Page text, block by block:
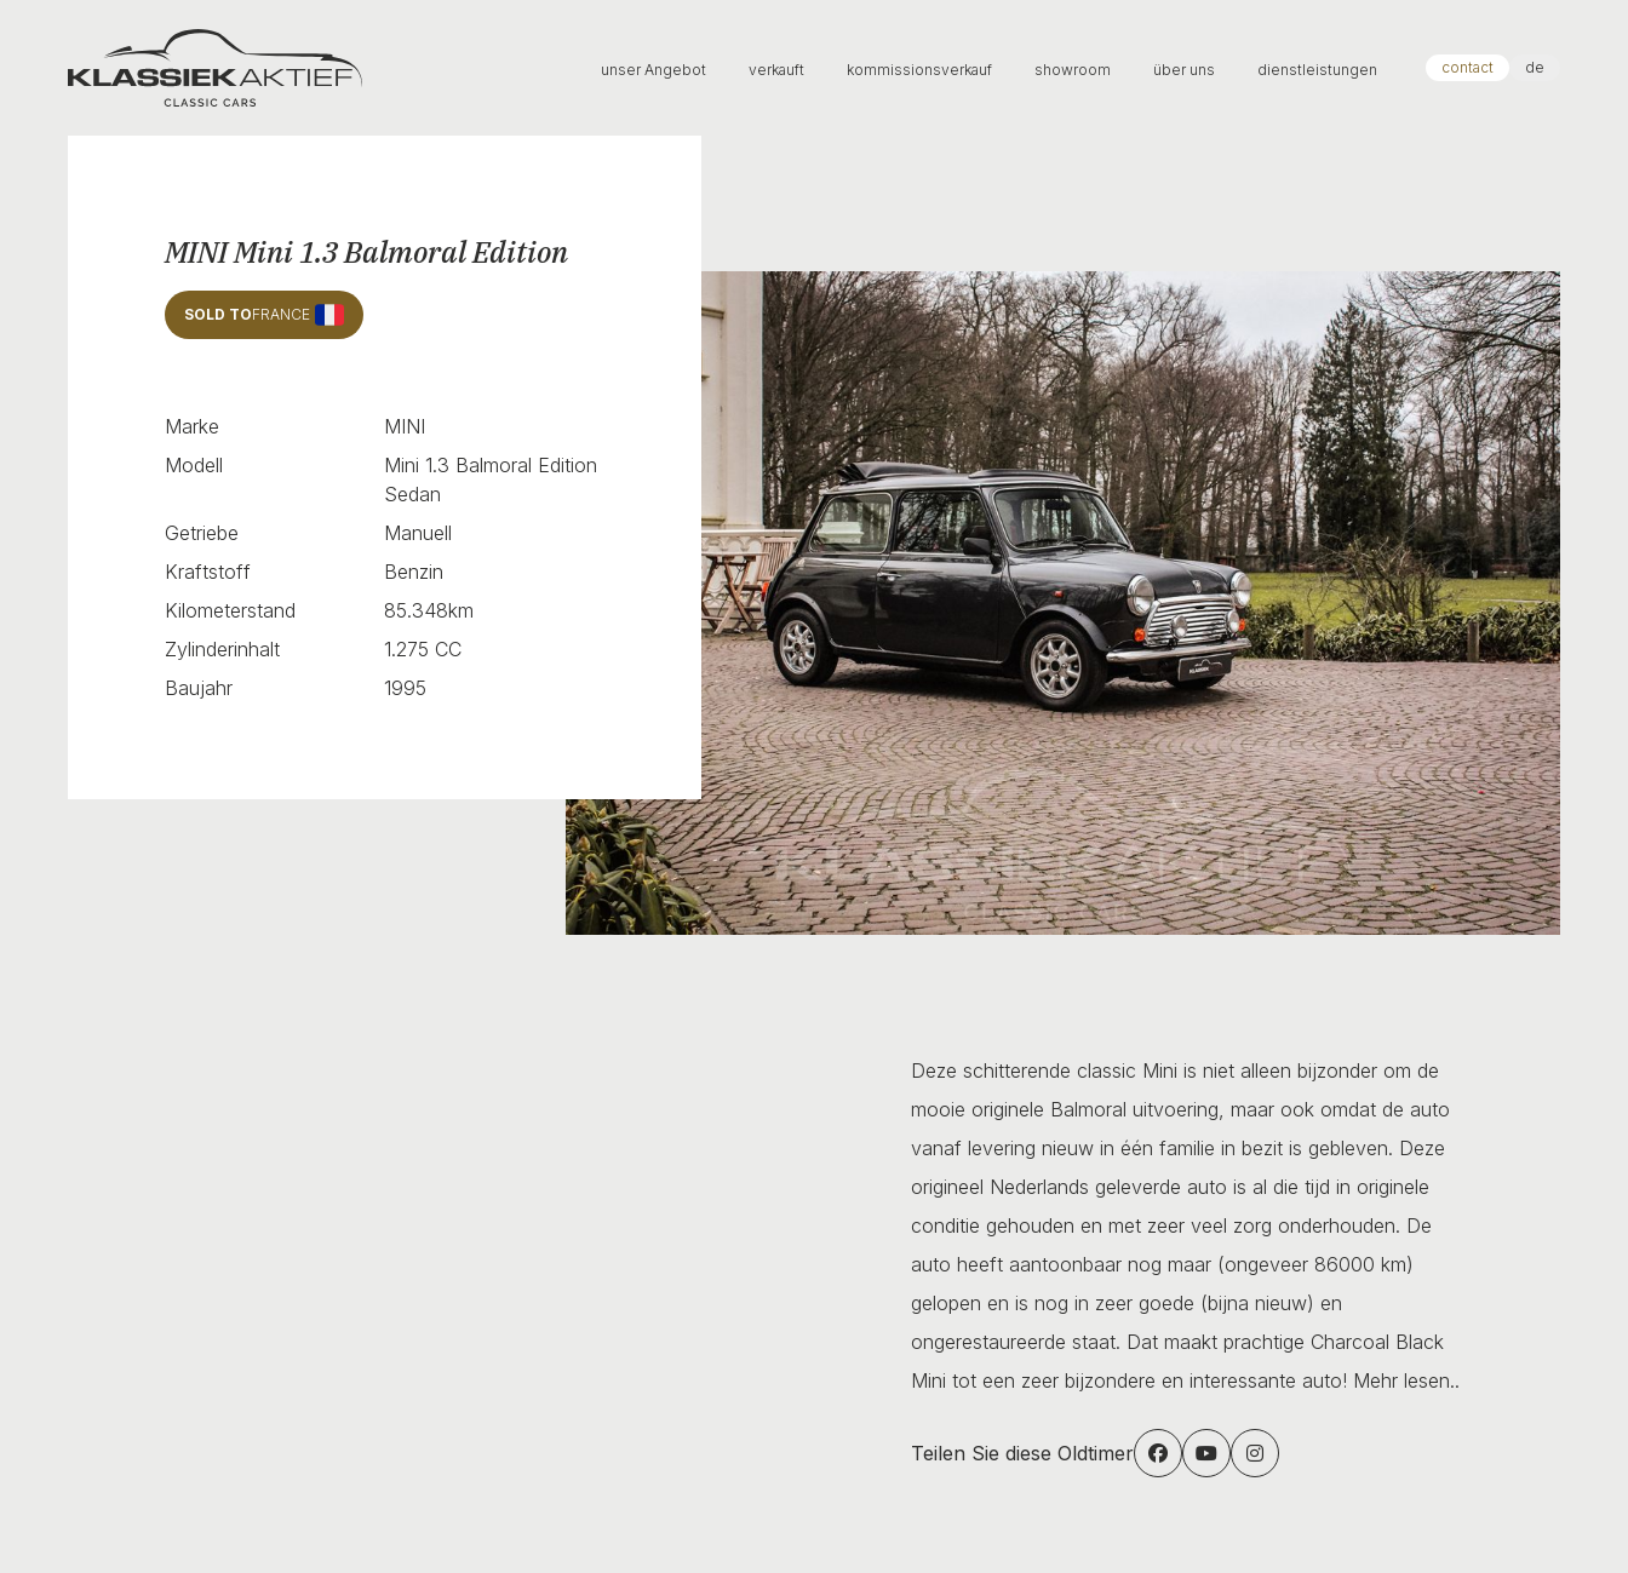
Klassiek Aktief
unser Angebot verkauft kommissionsverkauf showroom über uns dienstleistungen contact de
MINI Mini 1.3 Balmoral Edition
SOLD TOFRANCE
Marke
MINI
Modell
Mini 1.3 Balmoral Edition
Sedan
Getriebe
Manuell
Kraftstoff
Benzin
Kilometerstand
85.348km
Zylinderinhalt
1.275 CC
Baujahr
1995
Deze schitterende classic Mini is niet alleen bijzonder om de
mooie originele Balmoral uitvoering, maar ook omdat de auto
vanaf levering nieuw in één familie in bezit is gebleven. Deze
origineel Nederlands geleverde auto is al die tijd in originele
conditie gehouden en met zeer veel zorg onderhouden. De
auto heeft aantoonbaar nog maar (ongeveer 86000 km)
gelopen en is nog in zeer goede (bijna nieuw) en
ongerestaureerde staat. Dat maakt prachtige Charcoal Black
Mini tot een zeer bijzondere en interessante auto! Mehr lesen..
Teilen Sie diese Oldtimer